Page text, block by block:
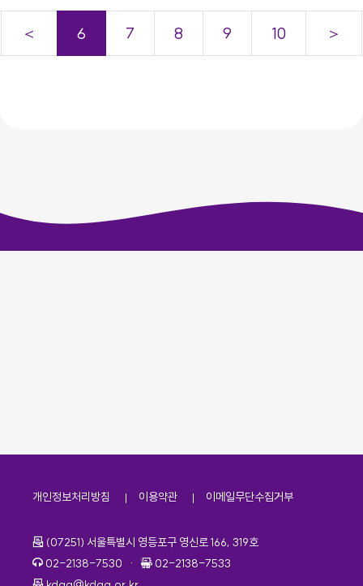
＜ 6 7 8 9 10 ＞
개인정보처리방침 이용약관 이메일무단수집거부
주소
(07251) 서울특별시 영등포구 영신로 166, 319호
전화번호
02-2138-7530 · 팩스번호
02-2138-7533